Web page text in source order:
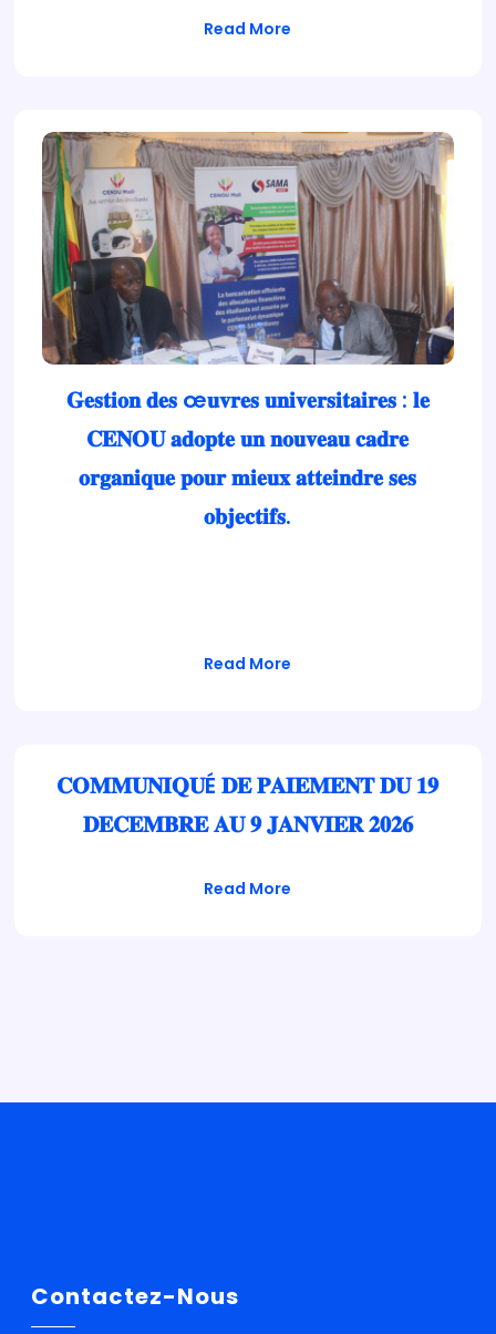
Read More
𝐆𝐞𝐬𝐭𝐢𝐨𝐧 𝐝𝐞𝐬 œ𝐮𝐯𝐫𝐞𝐬 𝐮𝐧𝐢𝐯𝐞𝐫𝐬𝐢𝐭𝐚𝐢𝐫𝐞𝐬 : 𝐥𝐞
𝐂𝐄𝐍𝐎𝐔 𝐚𝐝𝐨𝐩𝐭𝐞 𝐮𝐧 𝐧𝐨𝐮𝐯𝐞𝐚𝐮 𝐜𝐚𝐝𝐫𝐞
𝐨𝐫𝐠𝐚𝐧𝐢𝐪𝐮𝐞 𝐩𝐨𝐮𝐫 𝐦𝐢𝐞𝐮𝐱 𝐚𝐭𝐭𝐞𝐢𝐧𝐝𝐫𝐞 𝐬𝐞𝐬
𝐨𝐛𝐣𝐞𝐜𝐭𝐢𝐟𝐬.
Read More
𝐂𝐎𝐌𝐌𝐔𝐍𝐈𝐐𝐔É 𝐃𝐄 𝐏𝐀𝐈𝐄𝐌𝐄𝐍𝐓 𝐃𝐔 𝟏𝟗
𝐃𝐄𝐂𝐄𝐌𝐁𝐑𝐄 𝐀𝐔 𝟗 𝐉𝐀𝐍𝐕𝐈𝐄𝐑 𝟐𝟎𝟐𝟔
Read More
Contactez-Nous